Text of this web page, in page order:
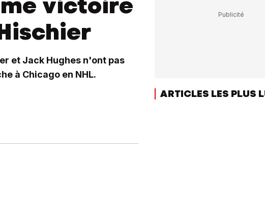
et Jack Hughes n'ont pas
à Chicago en NHL.
ARTICLES LES PLUS